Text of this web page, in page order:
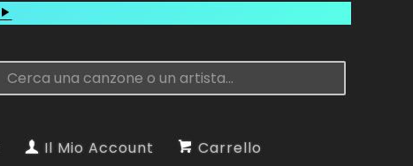
Il Mio Account Carrello